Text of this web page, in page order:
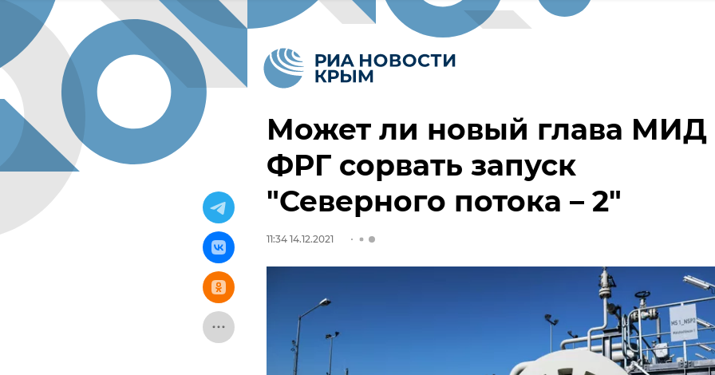
Может ли новый глава МИД
ФРГ сорвать запуск
"Северного потока – 2"
11:34 14.12.2021